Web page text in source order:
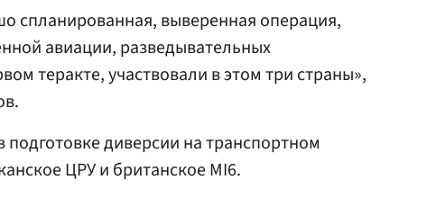
спланированная, выверенная операция,
авиации, разведывательных
теракте, участвовали в этом три страны»,
подготовке диверсии на транспортном
ЦРУ и британское MI6.